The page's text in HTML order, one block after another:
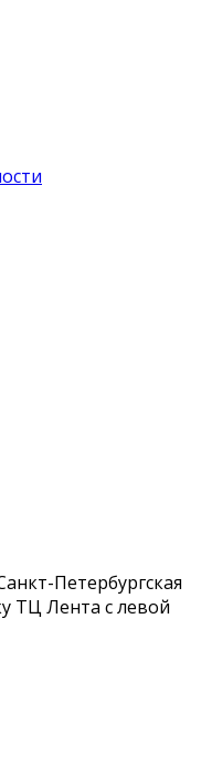
Петербургская
ТЦ Лента с левой